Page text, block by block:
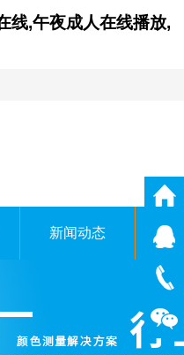
线,午夜成人在线播放,
福利影视在线时
THREENH
新闻动态